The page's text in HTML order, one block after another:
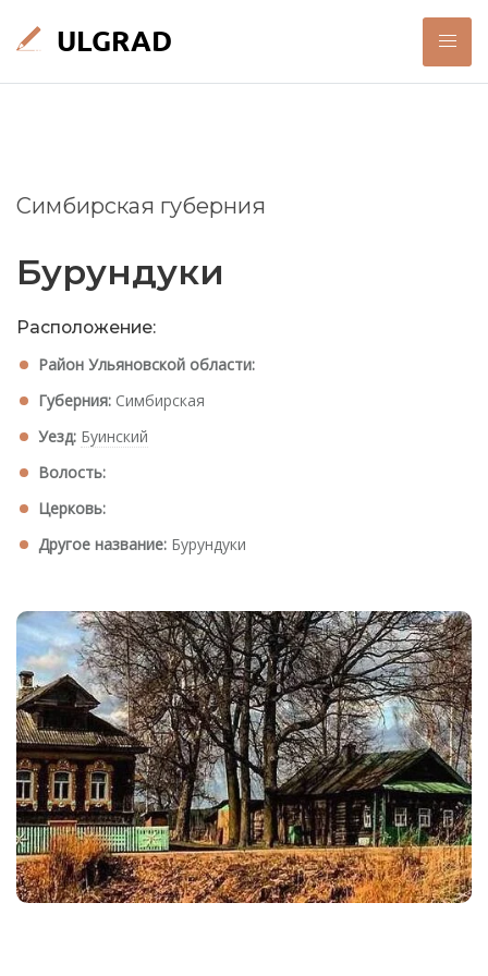
Симбирская губерния
Бурундуки
Расположение:
Район Ульяновской области:
Губерния: Симбирская
Уезд: Буинский
Волость:
Церковь:
Другое название: Бурундуки